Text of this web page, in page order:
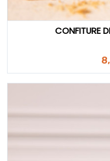
CONFITURE